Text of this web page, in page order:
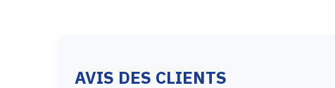
AVIS DES CLIENTS